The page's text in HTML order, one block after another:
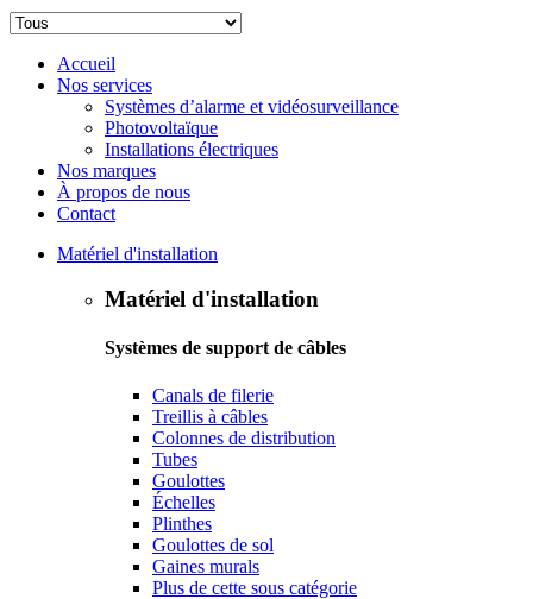
Accueil
Nos services
Systèmes d’alarme et vidéosurveillance
Photovoltaïque
Installations électriques
Nos marques
À propos de nous
Contact
Matériel d'installation
Matériel d'installation
Systèmes de support de câbles
Canals de filerie
Treillis à câbles
Colonnes de distribution
Tubes
Goulottes
Échelles
Plinthes
Goulottes de sol
Gaines murals
Plus de cette sous catégorie